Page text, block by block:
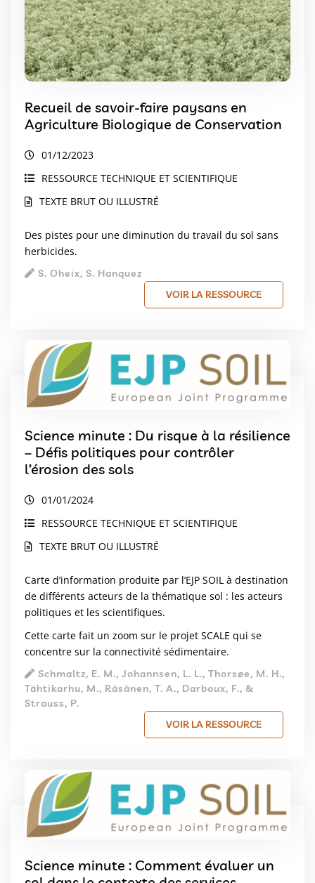
Recueil de savoir-faire paysans en
Agriculture Biologique de Conservation
01/12/2023
RESSOURCE TECHNIQUE ET SCIENTIFIQUE
TEXTE BRUT OU ILLUSTRÉ
Des pistes pour une diminution du travail du sol sans
herbicides.
S. Oheix, S. Hanquez
VOIR LA RESSOURCE
Science minute : Du risque à la résilience
– Défis politiques pour contrôler
l’érosion des sols
01/01/2024
RESSOURCE TECHNIQUE ET SCIENTIFIQUE
TEXTE BRUT OU ILLUSTRÉ
Carte d’information produite par l’EJP SOIL à destination
de différents acteurs de la thématique sol : les acteurs
politiques et les scientifiques.
Cette carte fait un zoom sur le projet SCALE qui se
concentre sur la connectivité sédimentaire.
Schmaltz, E. M., Johannsen, L. L., Thorsøe, M. H.,
Tähtikarhu, M., Räsänen, T. A., Darboux, F., &
Strauss, P.
VOIR LA RESSOURCE
Science minute : Comment évaluer un